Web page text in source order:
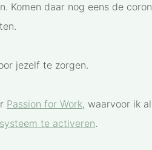
Komen daar nog eens de
jezelf te zorgen.
Passion for Work, waarvoor ik
te activeren.